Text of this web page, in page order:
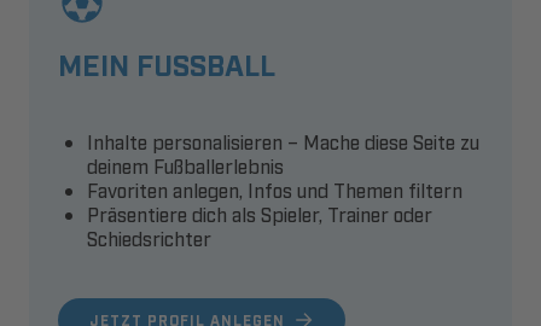
MEIN FUSSBALL
JETZT PROFIL ANLEGEN
Inhalte personalisieren – Mache diese Seite zu
deinem Fußballerlebnis
Favoriten anlegen, Infos und Themen filtern
Präsentiere dich als Spieler, Trainer oder
Schiedsrichter